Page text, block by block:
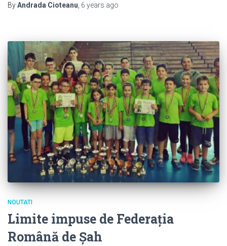
ByAndrada Cioteanu 6 years ago
NOUTATI
Limite impuse de Federația
Română de Șah